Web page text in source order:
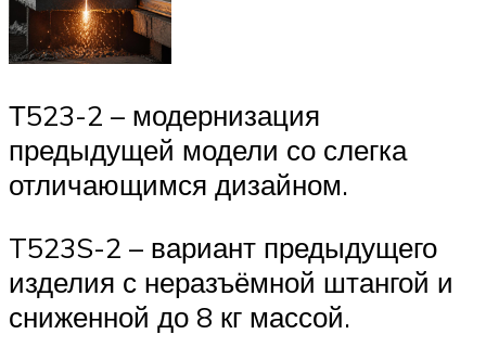
Т523-2 – модернизация
предыдущей модели со слегка
отличающимся дизайном.
T523S-2 – вариант предыдущего
изделия с неразъёмной штангой и
сниженной до 8 кг массой.